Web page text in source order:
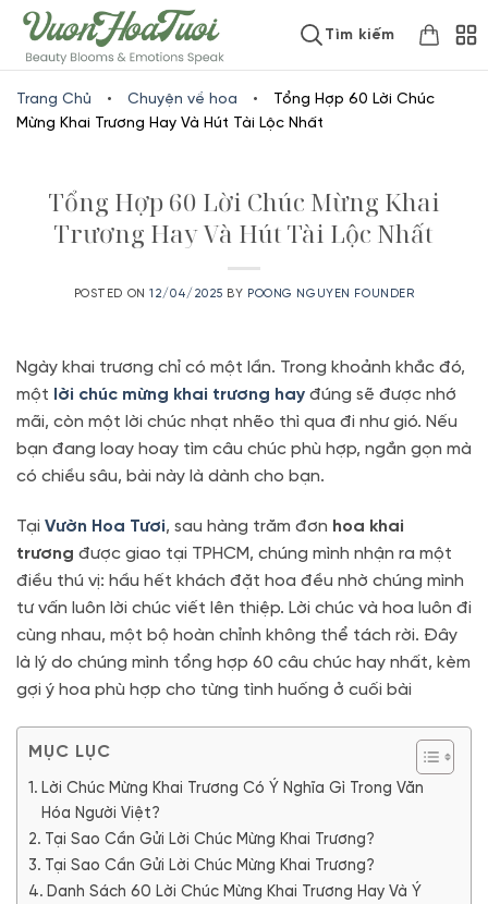
www.vuonhoatuoi.vnSkip
to
content
Tìm kiếm
Trang Chủ • Chuyện về hoa •
Tổng Hợp 60 Lời Chúc
Mừng Khai Trương Hay Và Hút Tài Lộc Nhất
Tổng Hợp 60 Lời Chúc Mừng Khai
Trương Hay Và Hút Tài Lộc Nhất
POSTED ON12/04/2025 BY POONG NGUYEN FOUNDER
Ngày khai trương chỉ có một lần. Trong khoảnh khắc đó,
một lời chúc mừng khai trương hay đúng sẽ được nhớ
mãi, còn một lời chúc nhạt nhẽo thì qua đi như gió. Nếu
bạn đang loay hoay tìm câu chúc phù hợp, ngắn gọn mà
có chiều sâu, bài này là dành cho bạn.
Tại Vườn Hoa Tươi, sau hàng trăm đơn hoa khai
trương được giao tại TPHCM, chúng mình nhận ra một
điều thú vị: hầu hết khách đặt hoa đều nhờ chúng mình
tư vấn luôn lời chúc viết lên thiệp. Lời chúc và hoa luôn đi
cùng nhau, một bộ hoàn chỉnh không thể tách rời. Đây
là lý do chúng mình tổng hợp 60 câu chúc hay nhất, kèm
gợi ý hoa phù hợp cho từng tình huống ở cuối bài
MỤC LỤC
Lời Chúc Mừng Khai Trương Có Ý Nghĩa Gì Trong Văn
Hóa Người Việt?
Tại Sao Cần Gửi Lời Chúc Mừng Khai Trương?
Tại Sao Cần Gửi Lời Chúc Mừng Khai Trương?
Danh Sách 60 Lời Chúc Mừng Khai Trương Hay Và Ý